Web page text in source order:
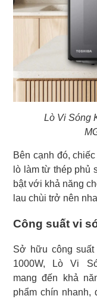
Lò Vi Sóng
Bên cạnh đó,
lò làm từ thép phủ
bật với khả năng
lau chùi trở nên
Công suất vi
Sở hữu công
1000W, Lò Vi
mang đến khả
phẩm chín